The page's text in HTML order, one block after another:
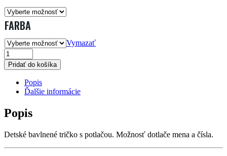
FARBA
Vymazať
TRIČKO
DETSKÉ
CHLAPEC
QUANTITY
Pridať do košíka
Popis
Ďalšie informácie
Popis
Detské bavlnené tričko s potlačou. Možnosť dotlače mena a čísla.